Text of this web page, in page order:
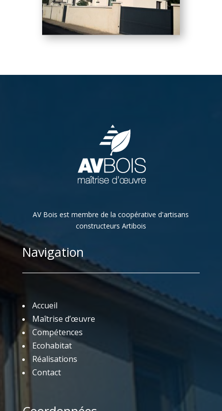
AV Bois est membre de la coopérative d'artisans
constructeurs Artibois
Navigation
Accueil
Maîtrise d’œuvre
Compétences
Ecohabitat
Réalisations
Contact